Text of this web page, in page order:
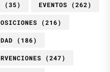
(35) EVENTOS (262)
(216)
(186)
(247)